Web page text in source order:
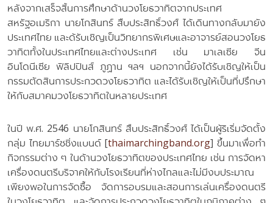
หลังจากเสร็จสิ้นการศึกษาด้านวงโยธวาทิตจากประเทศ
สหรัฐอเมริกา นายโกสินทร์ สืบประสิทธิ์วงศ์ ได้เดินทางกลับมายัง
ประเทศไทย และด้รับเชิญเป็นวิทยากรพิเศษและอาจารย์สอนวงโยธ
วาทิตทั้งในประเทศไทยและต่างประเทศ เช่น มาเลเซีย จีน
อินโดนีเซีย ฟิลิปปินส์ ภูฏาน ฯลฯ นอกจากนี้ยังได้รับเชิญให้เป็น
กรรมตัดสินการประกวดวงโยธวาทิต และได้รับเชิญให้เป็นที่ปรึกษา
ให้กับสมาคมวงโยธวาทิตในหลายประเทศ
ในปี พ.ศ. 2546 นายโกสินทร์ สืบประสิทธิ์วงศ์ ได้เป็นผู้ริเริ่มจัดตั้ง
กลุ่ม ไทยมาร์ชชิ่งแบนด์ [thaimarchingband.org] ขึ้นมาเพื่อทำ
กิจกรรมต่าง ๆ ในด้านวงโยธวาทิตของประเทศไทย เช่น การจัดหา
เครื่องดนตรีบริจาคให้กับโรงเรียนที่ห่างไกลและไม่มีงบประมาณ
เพียงพอในการจัดซื้อ จัดการอบรมและสอนการเล่นเครื่องดนตรี